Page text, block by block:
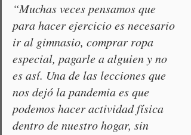
“Muchas veces pensamos que
para hacer ejercicio es necesario
ir al gimnasio, comprar ropa
especial, pagarle a alguien y no
es así. Una de las lecciones que
nos dejó la pandemia es que
podemos hacer actividad física
dentro de nuestro hogar, sin